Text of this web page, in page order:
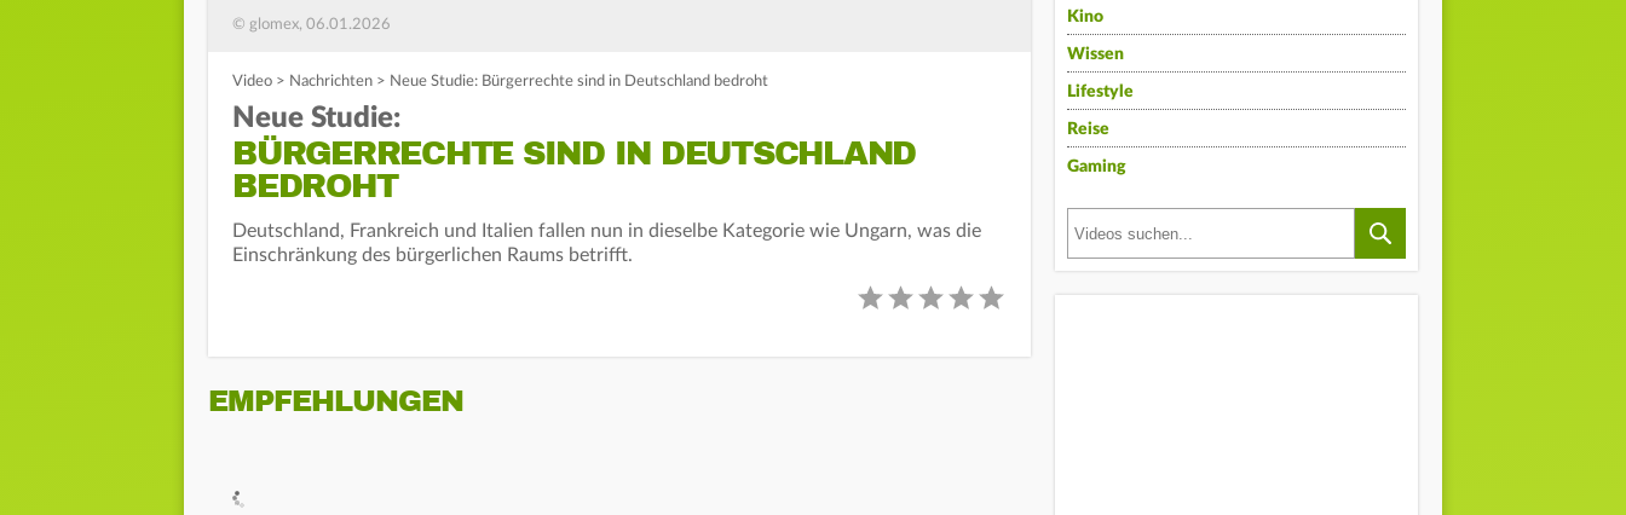
© glomex, 06.01.2026
Video > Nachrichten > Neue Studie: Bürgerrechte sind in Deutschland bedroht
Neue Studie:
BÜRGERRECHTE SIND IN DEUTSCHLAND
BEDROHT
Deutschland, Frankreich und Italien fallen nun in dieselbe Kategorie wie Ungarn, was die
Einschränkung des bürgerlichen Raums betrifft.
EMPFEHLUNGEN
Kino
Wissen
Lifestyle
Reise
Gaming